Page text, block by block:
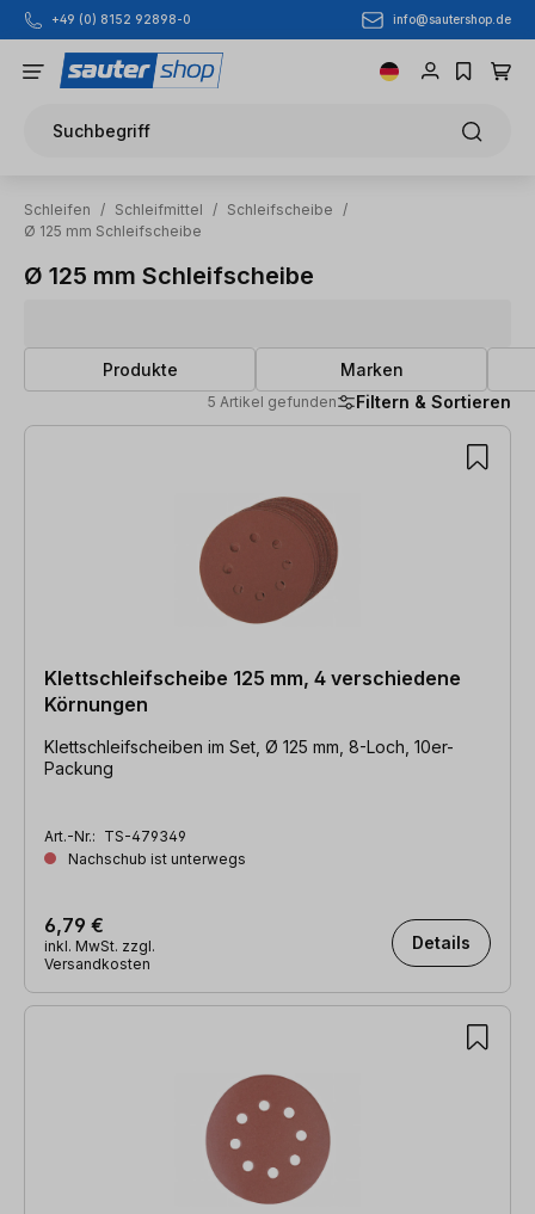
Zum Hauptinhalt springen
+49 (0) 8152 92898-0 info@sautershop.de
Suchbegriff
Schleifen / Schleifmittel / Schleifscheibe
/
Ø 125 mm Schleifscheibe
Ø 125 mm Schleifscheibe
Produkte Marken
5 Artikel gefunden Filtern & Sortieren
5 Artikel gefunden
Klettschleifscheibe 125 mm, 4 verschiedene
Körnungen
Klettschleifscheiben im Set, Ø 125 mm, 8-Loch, 10er-
Packung
Art.-Nr.: TS-479349
Nachschub ist unterwegs
6,79 €
inkl. MwSt. zzgl.
Versandkosten
Details